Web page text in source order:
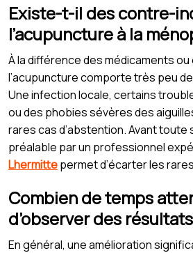
Existe-t-il des contre-
l’acupuncture à la
À la différence des médicaments
l’acupuncture comporte très peu
Une infection locale, certains
ou des phobies sévères des
rares cas d’abstention. Avant toute
préalable par un professionnel
Lhermittepermet d’écarter les
Combien de temps
d’observer des
En général, une amélioration